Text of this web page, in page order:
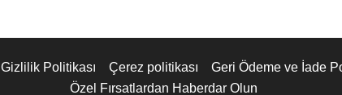
Gizlilik Politikası Çerez politikası Geri Ödeme ve İade
Özel Fırsatlardan Haberdar Olun